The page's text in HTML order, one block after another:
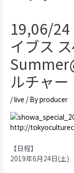
19,06/24
イブス
ルチャー
/live / Byproducer
http://
【日程】
2019年6月24日(土)